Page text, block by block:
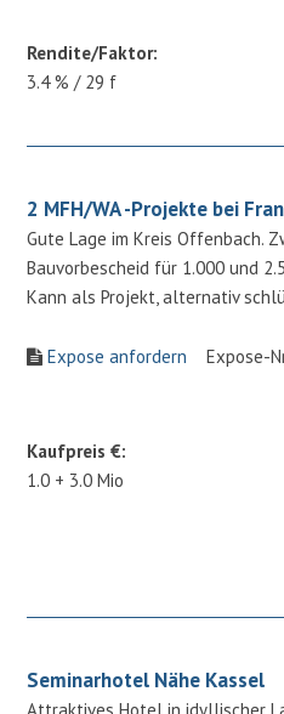
Rendite/Faktor:
3.4 % / 29 f
2 MFH/WA -Projekte bei
Gute Lage im Kreis Offenbach.
Bauvorbescheid für 1.000 und
Kann als Projekt, alternativ
Expose anfordern Expose-
Kaufpreis €:
1.0 + 3.0 Mio
Seminarhotel Nähe Kassel